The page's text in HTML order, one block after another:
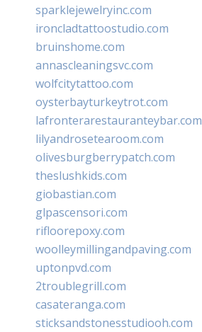
sparklejewelryinc.com
ironcladtattoostudio.com
bruinshome.com
annascleaningsvc.com
wolfcitytattoo.com
oysterbayturkeytrot.com
lafronterarestauranteybar.com
lilyandrosetearoom.com
olivesburgberrypatch.com
theslushkids.com
giobastian.com
glpascensori.com
rifloorepoxy.com
woolleymillingandpaving.com
uptonpvd.com
2troublegrill.com
casateranga.com
sticksandstonesstudiooh.com